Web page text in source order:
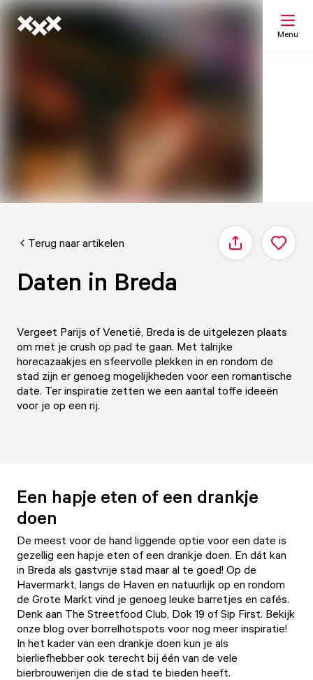
Menu
Terug naar artikelen Delen
Daten in Breda
Vergeet Parijs of Venetië, Breda is de uitgelezen plaats
om met je crush op pad te gaan. Met talrijke
horecazaakjes en sfeervolle plekken in en rondom de
stad zijn er genoeg mogelijkheden voor een romantische
date. Ter inspiratie zetten we een aantal toffe ideeën
voor je op een rij.
Een hapje eten of een drankje
doen
De meest voor de hand liggende optie voor een date is
gezellig een hapje eten of een drankje doen. En dát kan
in Breda als gastvrije stad maar al te goed! Op de
Havermarkt, langs de Haven en natuurlijk op en rondom
de Grote Markt vind je genoeg leuke barretjes en cafés.
Denk aan The Streetfood Club, Dok 19 of Sip First. Bekijk
onze blog over borrelhotspots voor nog meer inspiratie!
In het kader van een drankje doen kun je als
bierliefhebber ook terecht bij één van de vele
bierbrouwerijen die de stad te bieden heeft.